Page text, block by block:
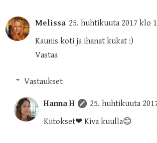
Melissa 25. huhtikuuta 2017 klo
Kaunis koti ja ihanat kukat :)
Vastaa
Vastaukset
Hanna H
25. huhtikuuta
Kiitokset❤ Kiva kuulla😊